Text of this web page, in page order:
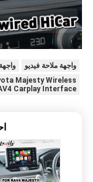
واجهة ملاحة فيديو
Majesty Wireless
Carplay Interface